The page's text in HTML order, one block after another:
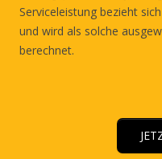
Serviceleistung bezieht
und wird als solche
berechnet.